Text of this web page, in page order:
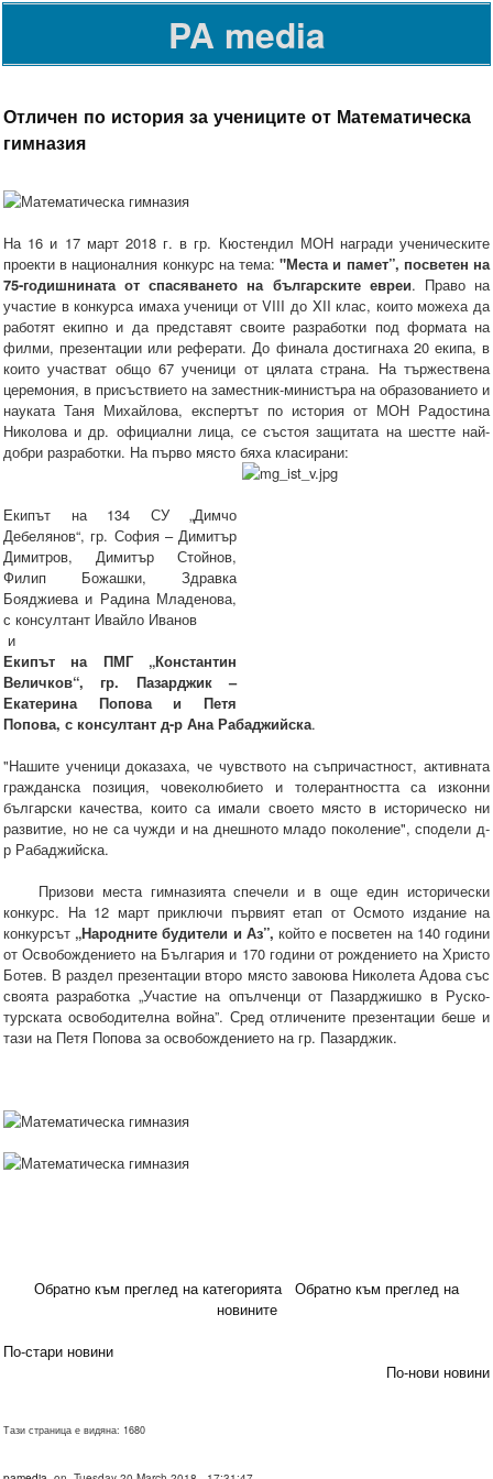
PA media
Отличен по история за учениците от Математическа
гимназия
На 16 и 17 март 2018 г. в гр. Кюстендил МОН награди ученическите
проекти в националния конкурс на тема:"Места и памет”, посветен на
75-годишнината от спасяването на българските евреи. Право на
участие в конкурса имаха ученици от VIII до XII клас, които можеха да
работят екипно и да представят своите разработки под формата на
филми, презентации или реферати. До финала достигнаха 20 екипа, в
които участват общо 67 ученици от цялата страна. На тържествена
церемония, в присъствието на заместник-министъра на образованието и
науката Таня Михайлова, експертът по история от МОН Радостина
Николова и др. официални лица, се състоя защитата на шестте най-
добри разработки. На първо място бяха класирани:
Екипът на 134 СУ „Димчо
Дебелянов“, гр. София – Димитър
Димитров, Димитър Стойнов,
Филип Божашки, Здравка
Бояджиева и Радина Младенова,
с консултант Ивайло Иванов
и
Екипът на ПМГ „Константин
Величков“, гр. Пазарджик –
Екатерина Попова и Петя
Попова, с консултант д-р Ана Рабаджийска.
"Нашите ученици доказаха, че чувството на съпричастност, активната
гражданска позиция, човеколюбието и толерантността са изконни
български качества, които са имали своето място в историческо ни
развитие, но не са чужди и на днешното младо поколение", сподели д-
р Рабаджийска.
Призови места гимназията спечели и в още един исторически
конкурс. На 12 март приключи първият етап от Осмото издание на
конкурсът „Народните будители и Аз”, който е посветен на 140 години
от Освобождението на България и 170 години от рождението на Христо
Ботев. В раздел презентации второ място завоюва Николета Адова със
своята разработка „Участие на опълченци от Пазарджишко в Руско-
турската освободителна война”. Сред отличените презентации беше и
тази на Петя Попова за освобождението на гр. Пазарджик.
Обратно към преглед на категорията
Обратно към преглед на
новините
По-стари новини
По-нови новини
Тази страница е видяна: 1680